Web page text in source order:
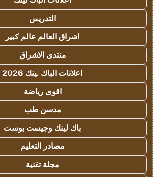
التدريس
اشراق العالم عالم كبير
منتدى الاشراق
اعلانات الباك لينك 2026
اقوى رياضة
مدسن طب
باك لينك وجيست بوست
مصادر التعليم
مجلة تقنية